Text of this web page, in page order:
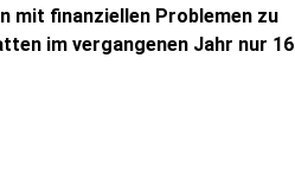
mit finanziellen Problemen zu
im vergangenen Jahr nur 16